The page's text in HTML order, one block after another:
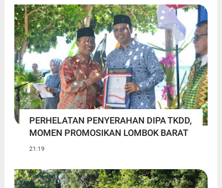
PERHELATAN PENYERAHAN DIPA TKDD,
MOMEN PROMOSIKAN LOMBOK BARAT
21:19